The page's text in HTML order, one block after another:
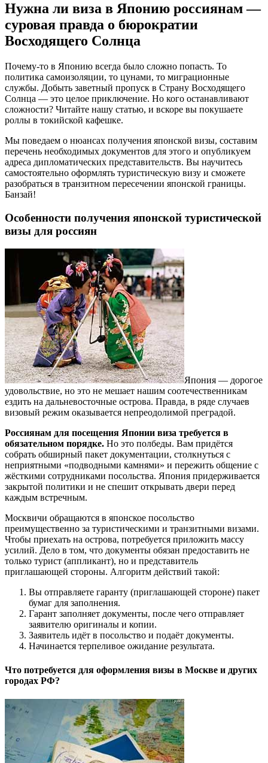
Нужна ли виза в Японию россиянам —
суровая правда о бюрократии
Восходящего Солнца
Почему-то в Японию всегда было сложно попасть. То
политика самоизоляции, то цунами, то миграционные
службы. Добыть заветный пропуск в Страну Восходящего
Солнца — это целое приключение. Но кого останавливают
сложности? Читайте нашу статью, и вскоре вы покушаете
роллы в токийской кафешке.
Мы поведаем о нюансах получения японской визы, составим
перечень необходимых документов для этого и опубликуем
адреса дипломатических представительств. Вы научитесь
самостоятельно оформлять туристическую визу и сможете
разобраться в транзитном пересечении японской границы.
Банзай!
Особенности получения японской туристической
визы для россиян
Япония — дорогое
удовольствие, но это не мешает нашим соотечественникам
ездить на дальневосточные острова. Правда, в ряде случаев
визовый режим оказывается непреодолимой преградой.
Россиянам для посещения Японии виза требуется в
обязательном порядке. Но это полбеды. Вам придётся
собрать обширный пакет документации, столкнуться с
неприятными «подводными камнями» и пережить общение с
жёсткими сотрудниками посольства. Япония придерживается
закрытой политики и не спешит открывать двери перед
каждым встречным.
Москвичи обращаются в японское посольство
преимущественно за туристическими и транзитными визами.
Чтобы приехать на острова, потребуется приложить массу
усилий. Дело в том, что документы обязан предоставить не
только турист (аппликант), но и представитель
приглашающей стороны. Алгоритм действий такой:
Вы отправляете гаранту (приглашающей стороне) пакет
бумаг для заполнения.
Гарант заполняет документы, после чего отправляет
заявителю оригиналы и копии.
Заявитель идёт в посольство и подаёт документы.
Начинается терпеливое ожидание результата.
Что потребуется для оформления визы в Москве и других
городах РФ?